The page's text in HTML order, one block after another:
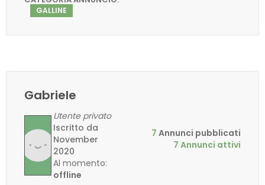
GALLINE
Gabriele
Utente privato
Iscritto da
November
2020
Al momento:
offline
7 Annunci pubblicati
7 Annunci attivi